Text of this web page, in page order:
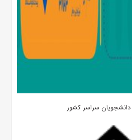
دانشجویان سراسر کشور